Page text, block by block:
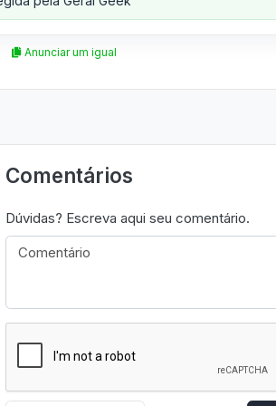
Anunciar um igual
Comentários
Dúvidas? Escreva aqui seu comentário.